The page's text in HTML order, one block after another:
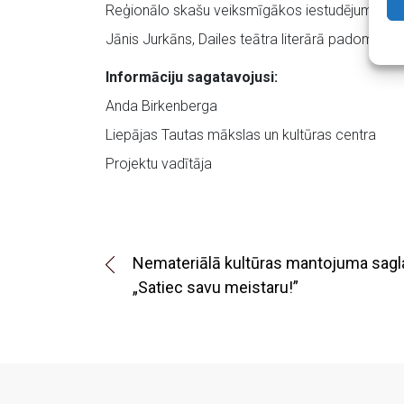
Reģionālo skašu veiksmīgākos iestudējumus
Jānis Jurkāns, Dailes teātra literārā
Informāciju sagatavojusi:
Anda Birkenberga
Liepājas Tautas mākslas un kultūras centra
Projektu vadītāja
Nemateriālā kultūras mantojuma
„Satiec savu meistaru!”